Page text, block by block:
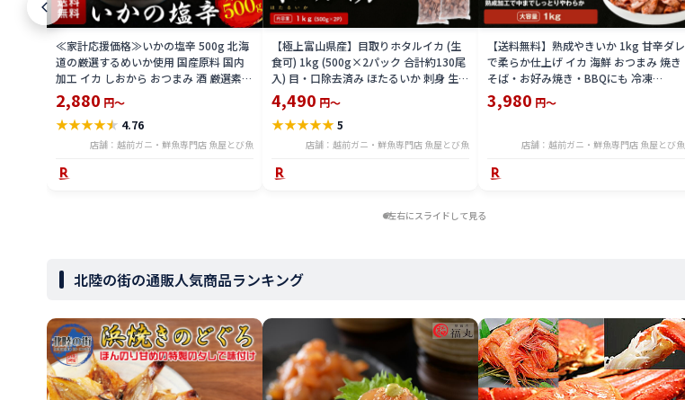
≪家計応援価格≫いかの塩辛 500g 北海
道の厳選するめいか使用 国産原料 国内
加工 イカ しおから おつまみ 酒 厳選素材
送料無料 ika2212-500a
2,880 円～
★★★★★ 4.76
店舗：越前ガニ・鮮魚専門店 魚屋とび魚
【極上富山県産】目取りホタルイカ (生
食可) 1kg (500g×2パック 合計約130尾
入) 目・口除去済み ほたるいか 刺身 生
個別冷凍 いかめし 酢味噌あえ 沖漬け 海
鮮 通販 送料無料 hoika2502
4,490 円～
★★★★★5
店舗：越前ガニ・鮮魚専門店 魚屋とび魚
【送料無料】熟成やきいか 1kg 甘辛ダレ
で柔らか仕上げ イカ 海鮮 おつまみ 焼き
そば・お好み焼き・BBQにも 冷凍
yakiika2506
3,980 円～
店舗：越前ガニ・鮮魚専門店 魚屋とび魚
左右にスライドして見る
北陸の街の通販人気商品ランキング